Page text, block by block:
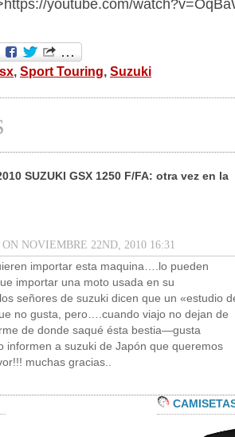
youtube.com/
, Sport Touring, Suzuki
SUZUKI GSX 1250 F/FA: otra vez en la
ON NOVIEMBRE 22ND, 2010 16:31
importar esta maquina….lo pueden
importar una moto usada en su
señores de suzuki dicen que un «estudio
no gusta, pero….cuando viajo no dejan de
de donde saqué ésta bestia—gusta
informen a suzuki de Japón que queremos
muchas gracias..